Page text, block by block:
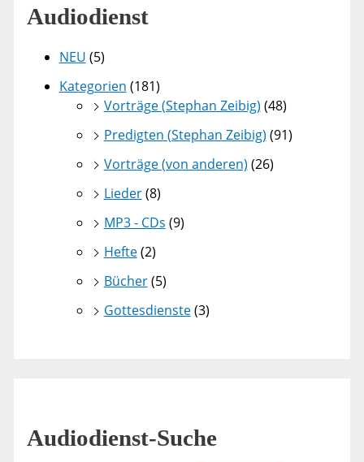
Audiodienst
NEU (5)
Kategorien (181)
Vorträge (Stephan Zeibig) (48)
Predigten (Stephan Zeibig) (91)
Vorträge (von anderen) (26)
Lieder(8)
MP3 - CDs (9)
Hefte(2)
Bücher(5)
Gottesdienste(3)
Audiodienst-Suche